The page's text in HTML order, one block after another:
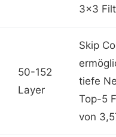
3×3
50-152
Layer
Skip
tiefe
Top-5
von